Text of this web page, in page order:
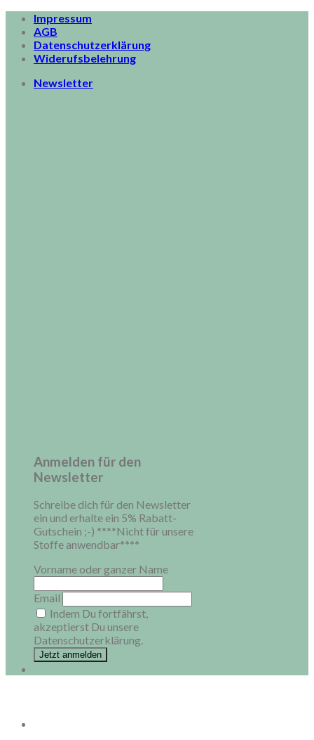
Skip
content
Impressum
AGB
Datenschutzerklärung
Widerufsbelehrung
Newsletter
Anmelden für den
Newsletter
Schreibe dich für den Newsletter
ein und erhalte ein 5% Rabatt-
Gutschein ;-) ****Nicht für unsere
Stoffe anwendbar****
Vorname oder ganzer Name
Email
Indem Du fortfährst,
akzeptierst Du unsere
Datenschutzerklärung.